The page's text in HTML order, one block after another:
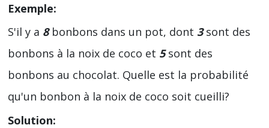
Exemple:
S'il y a 8 bonbons dans un pot, dont 3sont des
bonbons à la noix de coco et 5sont des
bonbons au chocolat. Quelle est la probabilité
qu'un bonbon à la noix de coco soit cueilli?
Solution: